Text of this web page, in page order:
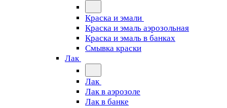
Краска и эмали
Краска и эмаль аэрозольная
Краска и эмаль в банках
Смывка краски
Лак
Лак
Лак в аэрозоле
Лак в банке